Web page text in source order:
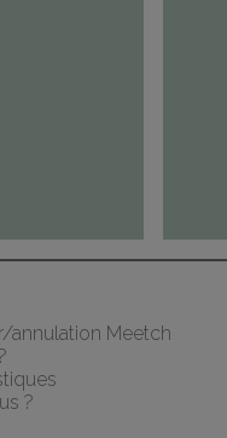
annulation Meetch
?